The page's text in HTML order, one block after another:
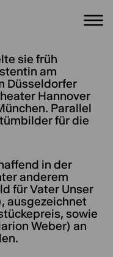
sie früh
am
Düsseldorfer
Hannover
Parallel
für die
in der
anderem
für Vater Unser
ausgezeichnet
sowie
Weber) an